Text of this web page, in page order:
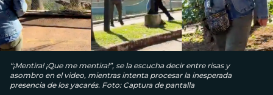
“¡Mentira! ¡Que me mentira!”, se la escucha decir entre risas y
asombro en el video, mientras intenta procesar la inesperada
presencia de los yacarés. Foto: Captura de pantalla